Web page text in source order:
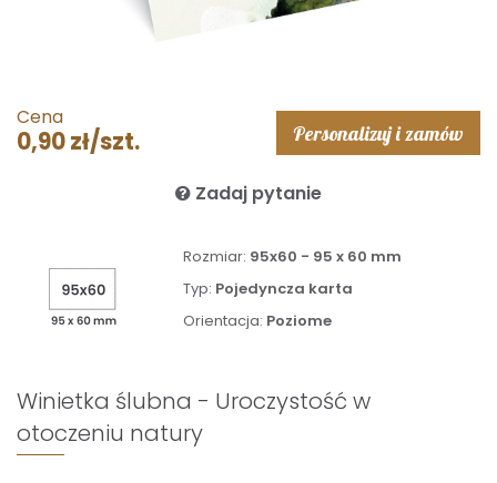
Cena
0,90 zł/szt. Personalizuj i zamów
Zadaj pytanie
Rozmiar: 95x60 - 95 x 60 mm
Typ: Pojedyncza karta
Orientacja: Poziome
Winietka ślubna - Uroczystość w
otoczeniu natury